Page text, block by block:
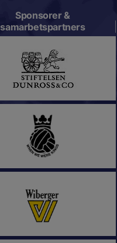
Sponsorer &
samarbetspartners